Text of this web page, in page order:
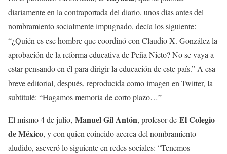
diariamente en la contraportada del diario, unos días antes del
nombramiento socialmente impugnado, decía los siguiente:
“¿Quién es ese hombre que coordinó con Claudio X. González la
aprobación de la reforma educativa de Peña Nieto? No se vaya a
estar pensando en él para dirigir la educación de este país.” A esa
breve editorial, después, reproducida como imagen en Twitter, la
subtitulé: “Hagamos memoria de corto plazo…”
El mismo 4 de julio, Manuel Gil Antón, profesor de El Colegio
de México, y con quien coincido acerca del nombramiento
aludido, aseveró lo siguiente en redes sociales: “Tenemos